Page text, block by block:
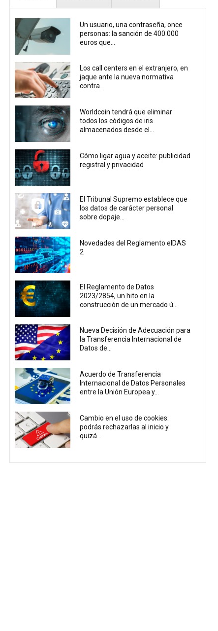
Un usuario, una contraseña, once
personas: la sanción de 400.000
euros que...
Los call centers en el extranjero, en
jaque ante la nueva normativa
contra...
Worldcoin tendrá que eliminar
todos los códigos de iris
almacenados desde el...
Cómo ligar agua y aceite: publicidad
registral y privacidad
El Tribunal Supremo establece que
los datos de carácter personal
sobre dopaje...
Novedades del Reglamento eIDAS
2
El Reglamento de Datos
2023/2854, un hito en la
construcción de un mercado ú...
Nueva Decisión de Adecuación para
la Transferencia Internacional de
Datos de...
Acuerdo de Transferencia
Internacional de Datos Personales
entre la Unión Europea y...
Cambio en el uso de cookies:
podrás rechazarlas al inicio y
quizá...